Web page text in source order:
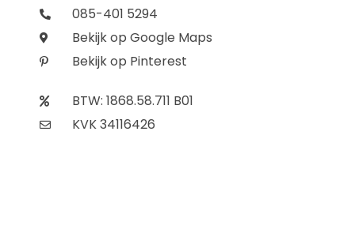
085-401 5294
Bekijk op Google Maps
Bekijk op Pinterest
BTW: 1868.58.711 B01
KVK 34116426